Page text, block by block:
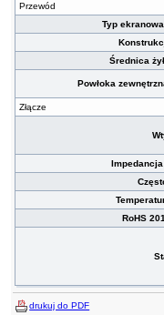
Przewód
Typ
Średnica
Powłoka
Złącze
RoHS
drukuj do PDF